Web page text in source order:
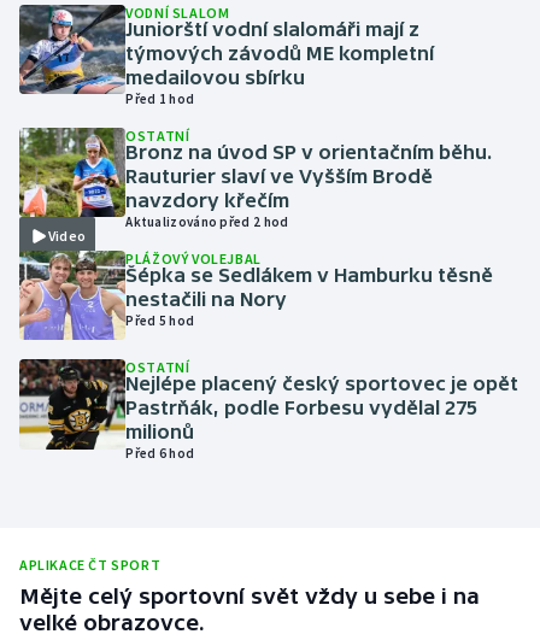
Krasobruslení
Lezení
Lyže a snowboard
Moderní pětiboj
Motorsport
Olympijské hry
Parasport
Plavání
Ragby
Rychlobruslení
VODNÍ SLALOM
Juniorští vodní slalomáři mají z
týmových závodů ME kompletní
medailovou sbírku
Před 1 hod
Video
OSTATNÍ
Bronz na úvod SP v orientačním běhu.
Rauturier slaví ve Vyšším Brodě
navzdory křečím
Aktualizováno před 2 hod
PLÁŽOVÝ VOLEJBAL
Šépka se Sedlákem v Hamburku těsně
nestačili na Nory
Před 5 hod
OSTATNÍ
Nejlépe placený český sportovec je opět
Pastrňák, podle Forbesu vydělal 275
milionů
Před 6 hod
APLIKACE ČT SPORT
Mějte celý sportovní svět vždy u sebe i na
velké obrazovce.